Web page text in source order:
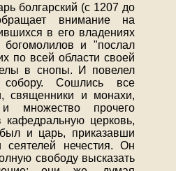
болгарский (с 1207 до
внимание на
в его владениях
богомолилов и "послал
по всей области своей
в снопы. И повелел
собору. Сошлись все
священники и монахи,
множество прочего
кафедральную церковь,
и царь, приказавши
сеятелей нечестия. Он
свободу высказать